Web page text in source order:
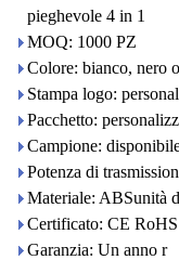
pieghevole 4 in 1
MOQ: 1000 PZ
Colore: bianco, nero
Stampa logo:
Pacchetto:
Campione:
Potenza di
Materiale: ABSunità
Certificato: CE
Garanzia: Un anno r